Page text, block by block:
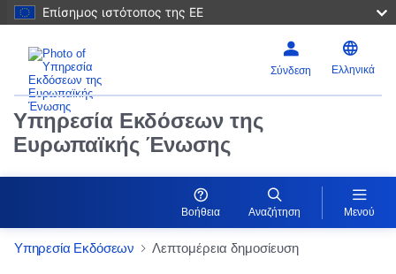
Επίσημος ιστότοπος της ΕΕ
Σύνδεση Ελληνικά
Υπηρεσία Εκδόσεων της
Ευρωπαϊκής Ένωσης
Βοήθεια Αναζήτηση Μενού
Υπηρεσία Εκδόσεων Λεπτομέρεια δημοσίευση